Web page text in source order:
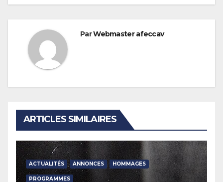
ParWebmaster afeccav
ARTICLES SIMILAIRES
ACTUALITÉS ANNONCES HOMMAGES
PROGRAMMES